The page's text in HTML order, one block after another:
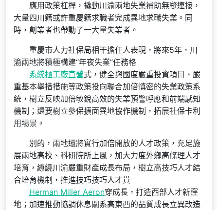
應用政策杠桿，撬動川渝兩地失業補助無縫連接，
大量四川籍或許重慶籍求職者完成異地求職失業。同
時，創業者也帶動了一大量失業者。
重慶市人力社保局相干擔任人表現，將來5年，川
渝兩地將積極構建“年夜失業”任務格
系統櫃工廠直營式，健全與國度嚴重投資項目、嚴
重基本舉措措施等政策投向聯合加倍慎密的失業政策系
統，樹立反映加倍敏銳高效的失業預警呼應和前端感知
機制；還要樹立參保擴面異地協作機制，拓展社保卡利
用場景。
別的，兩地還將實行加倍開放的人才政策，充足施
展兩地高校、科研院所上風，加大力度外鄉高條理人才
培育，繚繞川渝嚴重財產成長布局，樹立高技巧人才結
合培育機制，推進技巧技巧人才貫
Herman Miller Aeron穿成長，打造西部人才新窪
地；加速推動協調休息關系高東西的品質成長立異改造